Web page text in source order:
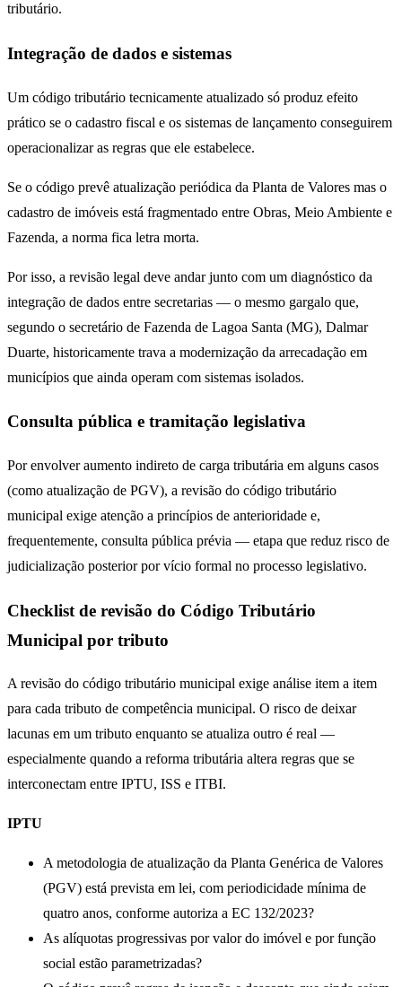
tributário.
Integração de dados e sistemas
Um código tributário tecnicamente atualizado só produz efeito
prático se o cadastro fiscal e os sistemas de lançamento conseguirem
operacionalizar as regras que ele estabelece.
Se o código prevê atualização periódica da Planta de Valores mas o
cadastro de imóveis está fragmentado entre Obras, Meio Ambiente e
Fazenda, a norma fica letra morta.
Por isso, a revisão legal deve andar junto com um diagnóstico da
integração de dados entre secretarias — o mesmo gargalo que,
segundo o secretário de Fazenda de Lagoa Santa (MG), Dalmar
Duarte, historicamente trava a modernização da arrecadação em
municípios que ainda operam com sistemas isolados.
Consulta pública e tramitação legislativa
Por envolver aumento indireto de carga tributária em alguns casos
(como atualização de PGV), a revisão do código tributário
municipal exige atenção a princípios de anterioridade e,
frequentemente, consulta pública prévia — etapa que reduz risco de
judicialização posterior por vício formal no processo legislativo.
Checklist de revisão do Código Tributário
Municipal por tributo
A revisão do código tributário municipal exige análise item a item
para cada tributo de competência municipal. O risco de deixar
lacunas em um tributo enquanto se atualiza outro é real —
especialmente quando a reforma tributária altera regras que se
interconectam entre IPTU, ISS e ITBI.
IPTU
A metodologia de atualização da Planta Genérica de Valores
(PGV) está prevista em lei, com periodicidade mínima de
quatro anos, conforme autoriza a EC 132/2023?
As alíquotas progressivas por valor do imóvel e por função
social estão parametrizadas?